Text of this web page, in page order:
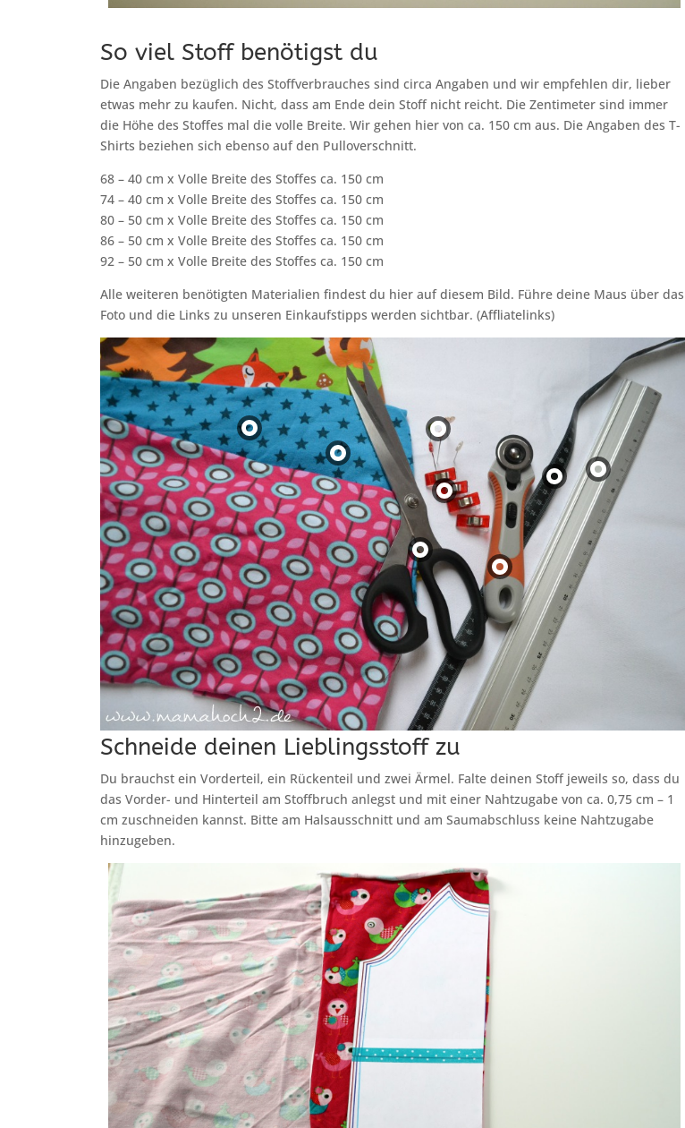
So viel Stoff benötigst du
Die Angaben bezüglich des Stoffverbrauches sind circa Angaben und wir empfehlen dir, lieber
etwas mehr zu kaufen. Nicht, dass am Ende dein Stoff nicht reicht. Die Zentimeter sind immer
die Höhe des Stoffes mal die volle Breite. Wir gehen hier von ca. 150 cm aus. Die Angaben des T-
Shirts beziehen sich ebenso auf den Pulloverschnitt.
68 – 40 cm x Volle Breite des Stoffes ca. 150 cm
74 – 40 cm x Volle Breite des Stoffes ca. 150 cm
80 – 50 cm x Volle Breite des Stoffes ca. 150 cm
86 – 50 cm x Volle Breite des Stoffes ca. 150 cm
92 – 50 cm x Volle Breite des Stoffes ca. 150 cm
Alle weiteren benötigten Materialien findest du hier auf diesem Bild. Führe deine Maus über das
Foto und die Links zu unseren Einkaufstipps werden sichtbar. (Affliatelinks)
Schneide deinen Lieblingsstoff zu
Du brauchst ein Vorderteil, ein Rückenteil und zwei Ärmel. Falte deinen Stoff jeweils so, dass du
das Vorder- und Hinterteil am Stoffbruch anlegst und mit einer Nahtzugabe von ca. 0,75 cm – 1
cm zuschneiden kannst. Bitte am Halsausschnitt und am Saumabschluss keine Nahtzugabe
hinzugeben.